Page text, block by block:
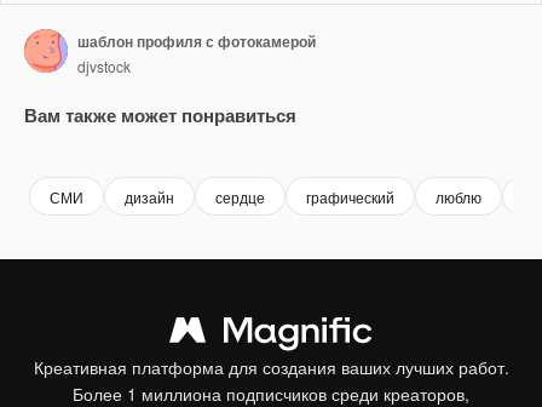
шаблон профиля с фотокамерой
djvstock
Вам также может понравиться
СМИ дизайн сердце графический люблю
Креативная платформа для создания ваших лучших работ.
Более 1 миллиона подписчиков среди креаторов,